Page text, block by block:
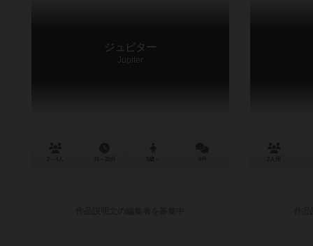
ジュピター
Jupiter